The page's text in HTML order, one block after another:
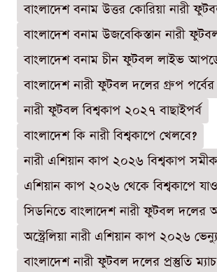
বাংলাদেশ বনাম উত্তর কোরিয়া নারী
বাংলাদেশ বনাম উজবেকিস্তান নারী
বাংলাদেশ বনাম চীন ফুটবল লাইভ
বাংলাদেশ নারী ফুটবল দলের গ্রুপ পর্বের
নারী ফুটবল বিশ্বকাপ ২০২৭ বাছাইপর্ব
বাংলাদেশ কি নারী বিশ্বকাপে খেলবে?
নারী এশিয়ান কাপ ২০২৬ বিশ্বকাপ
এশিয়ান কাপ ২০২৬ থেকে বিশ্বকাপে
সিডনিতে বাংলাদেশ নারী ফুটবল দলের
অস্ট্রেলিয়া নারী এশিয়ান কাপ ২০২৬ ভেন্যু
বাংলাদেশ নারী ফুটবল দলের প্রস্তুতি ম্যাচ